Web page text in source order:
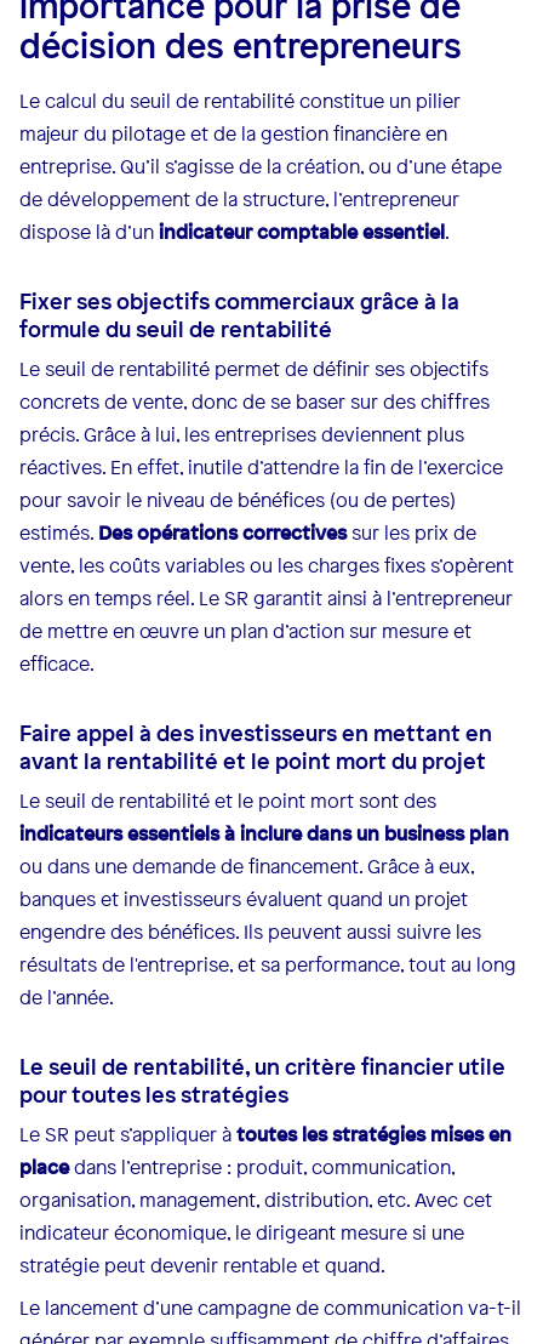
décision des entrepreneurs
Le calcul du seuil de rentabilité constitue un pilier
majeur du pilotage et de la gestion financière en
entreprise. Qu’il s’agisse de la création, ou d’une étape
de développement de la structure, l’entrepreneur
dispose là d’unindicateur comptable essentiel.
Fixer ses objectifs commerciaux grâce à la
formule du seuil de rentabilité
Le seuil de rentabilité permet de définir ses objectifs
concrets de vente, donc de se baser sur des chiffres
précis. Grâce à lui, les entreprises deviennent plus
réactives. En effet, inutile d’attendre la fin de l’exercice
pour savoir le niveau de bénéfices (ou de pertes)
estimés. Des opérations correctivessur les prix de
vente, les coûts variables ou les charges fixes s’opèrent
alors en temps réel. Le SR garantit ainsi à l’entrepreneur
de mettre en œuvre un plan d’action sur mesure et
efficace.
Faire appel à des investisseurs en mettant en
avant la rentabilité et le point mort du projet
Le seuil de rentabilité et le point mort sont des
indicateurs essentiels à inclure dans un business plan
ou dans une demande de financement. Grâce à eux,
banques et investisseurs évaluent quand un projet
engendre des bénéfices. Ils peuvent aussi suivre les
résultats de l'entreprise, et sa performance, tout au long
de l’année.‍
Le seuil de rentabilité, un critère financier utile
pour toutes les stratégies
Le SR peut s’appliquer àtoutes les stratégies mises en
placedans l’entreprise : produit, communication,
organisation, management, distribution, etc. Avec cet
indicateur économique, le dirigeant mesure si une
stratégie peut devenir rentable et quand.
Le lancement d’une campagne de communication va-t-il